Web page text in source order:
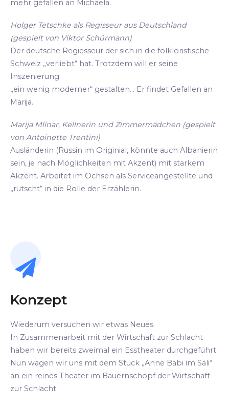
mehr gefallen an Michaela.
Holger Tetschke als Regisseur aus Deutschland
(gespielt von Viktor Schürmann)
Der deutsche Regiesseur der sich in die folkloristische
Schweiz „verliebt“ hat. Trotzdem will er seine
Inszenierung
„ein wenig moderner“ gestalten... Er findet Gefallen an
Marija.
Marija Mlinar, Kellnerin und Zimmermädchen (gespielt
von Antoinette Trentini)
Ausländerin (Russin im Originial, könnte auch Albanierin
sein, je nach Möglichkeiten mit Akzent) mit starkem
Akzent. Arbeitet im Ochsen als Serviceangestellte und
„rutscht“ in die Rolle der Erzählerin.
Konzept
Wiederum versuchen wir etwas Neues.
In Zusammenarbeit mit der Wirtschaft zur Schlacht
haben wir bereits zweimal ein Esstheater durchgeführt.
Nun wagen wir uns mit dem Stück „Anne Bäbi im Säli“
an ein reines Theater im Bauernschopf der Wirtschaft
zur Schlacht.